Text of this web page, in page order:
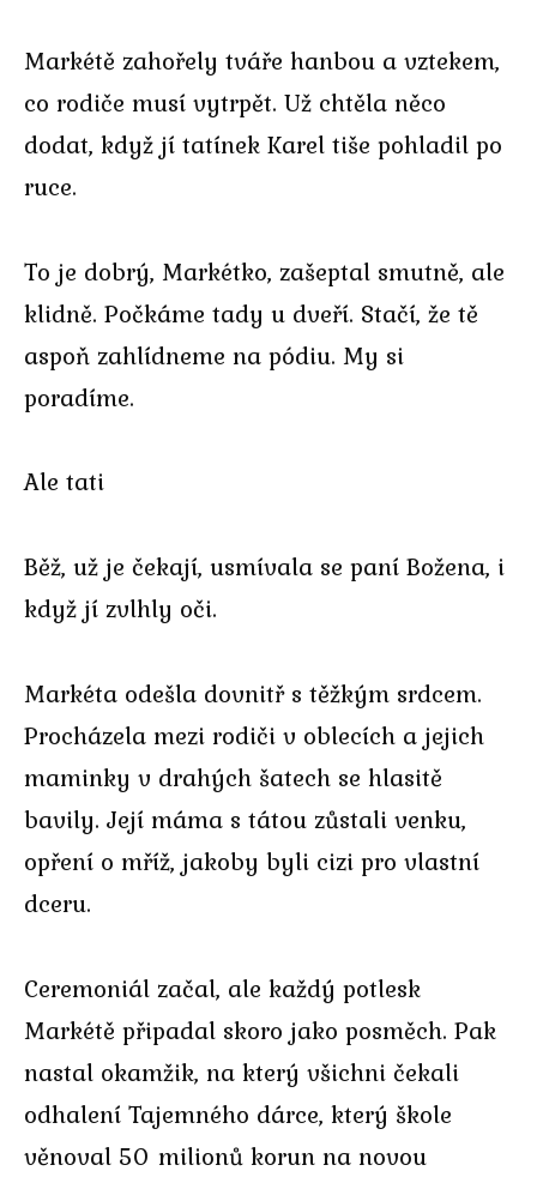
Markétě zahořely tváře hanbou a vztekem,
co rodiče musí vytrpět. Už chtěla něco
dodat, když jí tatínek Karel tiše pohladil po
ruce.
To je dobrý, Markétko, zašeptal smutně, ale
klidně. Počkáme tady u dveří. Stačí, že tě
aspoň zahlídneme na pódiu. My si
poradíme.
Ale tati
Běž, už je čekají, usmívala se paní Božena, i
když jí zvlhly oči.
Markéta odešla dovnitř s těžkým srdcem.
Procházela mezi rodiči v oblecích a jejich
maminky v drahých šatech se hlasitě
bavily. Její máma s tátou zůstali venku,
opření o mříž, jakoby byli cizi pro vlastní
dceru.
Ceremoniál začal, ale každý potlesk
Markétě připadal skoro jako posměch. Pak
nastal okamžik, na který všichni čekali
odhalení Tajemného dárce, který škole
věnoval 50 milionů korun na novou